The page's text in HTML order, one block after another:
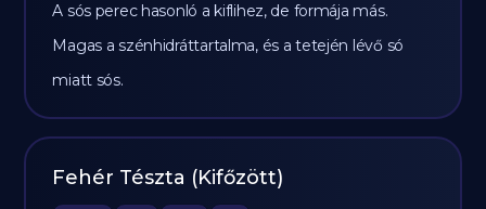
A sós perec hasonló a kiflihez, de formája más.
Magas a szénhidráttartalma, és a tetején lévő só
miatt sós.
Fehér Tészta (Kifőzött)